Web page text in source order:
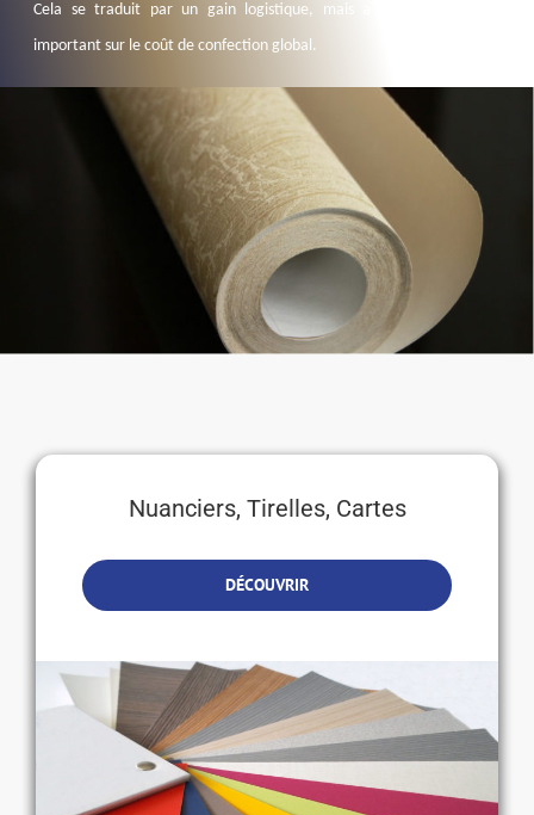
Cela se traduit par un gain logistique, mais a également un impact
important sur le coût de confection global.
Nuanciers, Tirelles, Cartes
DÉCOUVRIR